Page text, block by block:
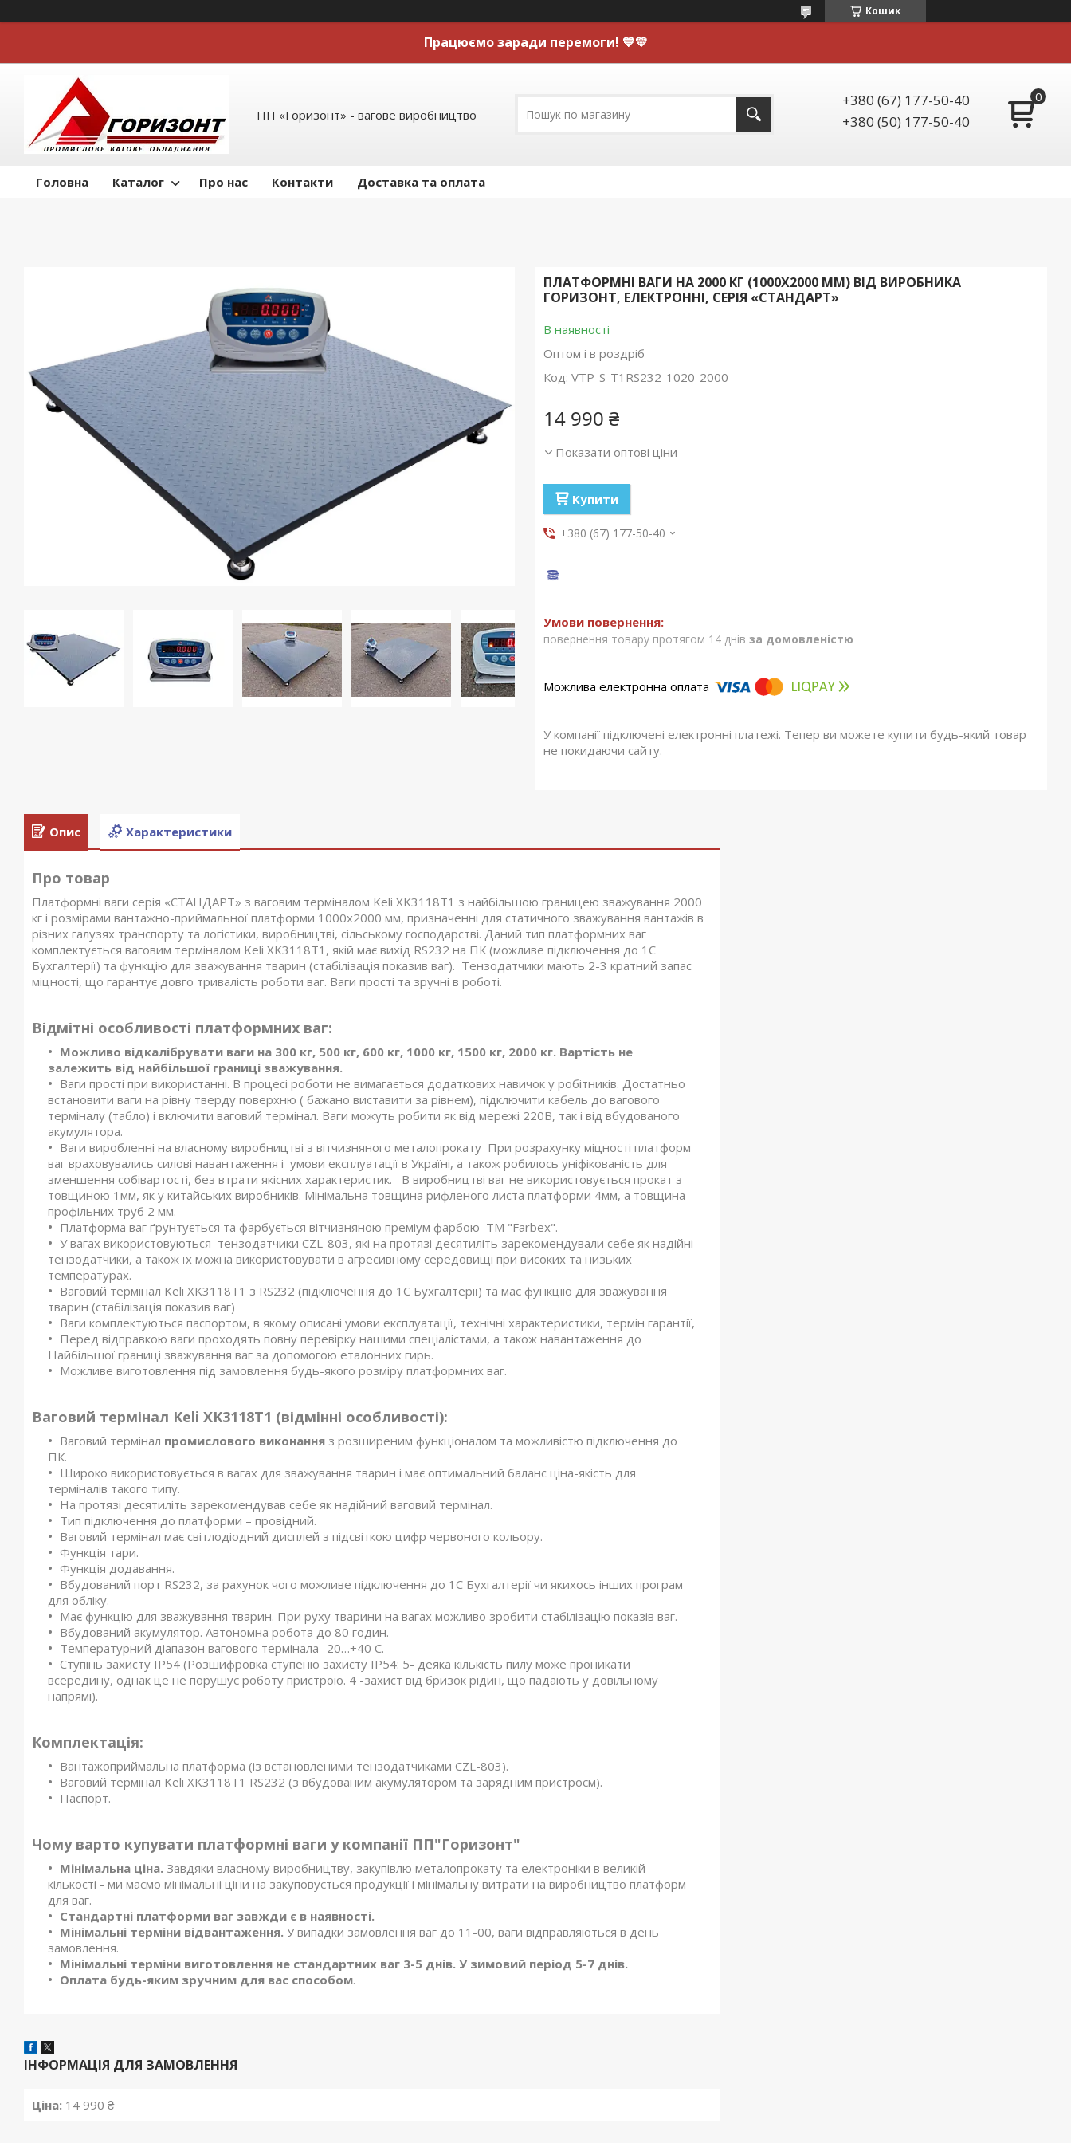
Кошик
Працюємо заради перемоги! 💙💛
ПП «Горизонт» - вагове виробництво
+380 (67) 177-50-40
+380 (50) 177-50-40
Головна Каталог Про нас Контакти Доставка та оплата
ПЛАТФОРМНІ ВАГИ НА 2000 КГ (1000Х2000 ММ) ВІД ВИРОБНИКА
ГОРИЗОНТ, ЕЛЕКТРОННІ, СЕРІЯ «СТАНДАРТ»
В наявності
Оптом і в роздріб
Код: VTP-S-Т1RS232-1020-2000
14 990 ₴
Показати оптові ціни
Купити
+380 (67) 177-50-40
повернення товару протягом 14 днів за домовленістю
У компанії підключені електронні платежі. Тепер ви можете купити будь-який товар
не покидаючи сайту.
Опис Характеристики
Про товар
Платформні ваги серія «СТАНДАРТ» з ваговим терміналом Keli XK3118T1 з найбільшою границею зважування 2000
кг і розмірами вантажно-приймальної платформи 1000х2000 мм, призначенні для статичного зважування вантажів в
різних галузях транспорту та логістики, виробництві, сільському господарстві. Даний тип платформних ваг
комплектується ваговим терміналом Keli XK3118T1, якій має вихід RS232 на ПК (можливе підключення до 1С
Бухгалтерії) та функцію для зважування тварин (стабілізація показив ваг). Тензодатчики мають 2-3 кратний запас
міцності, що гарантує довго тривалість роботи ваг. Ваги прості та зручні в роботі.
Відмітні особливості платформних ваг:
Можливо відкалібрувати ваги на 300 кг, 500 кг, 600 кг, 1000 кг, 1500 кг, 2000 кг. Вартість не
залежить від найбільшої границі зважування.
Ваги прості при використанні. В процесі роботи не вимагається додаткових навичок у робітників. Достатньо
встановити ваги на рівну тверду поверхню ( бажано виставити за рівнем), підключити кабель до вагового
терміналу (табло) і включити ваговий термінал. Ваги можуть робити як від мережі 220В, так і від вбудованого
акумулятора.
Ваги виробленні на власному виробництві з вітчизняного металопрокату При розрахунку міцності платформ
ваг враховувались силові навантаження і умови експлуатації в Україні, а також робилось уніфікованість для
зменшення собівартості, без втрати якісних характеристик. В виробництві ваг не використовується прокат з
товщиною 1мм, як у китайських виробників. Мінімальна товщина рифленого листа платформи 4мм, а товщина
профільних труб 2 мм.
Платформа ваг ґрунтується та фарбується вітчизняною преміум фарбою ТМ "Farbex".
У вагах використовуються тензодатчики CZL-803, які на протязі десятиліть зарекомендували себе як надійні
тензодатчики, а також їх можна використовувати в агресивному середовищі при високих та низьких
температурах.
Ваговий термінал Keli XK3118T1 з RS232 (підключення до 1С Бухгалтерії) та має функцію для зважування
тварин (стабілізація показив ваг)
Ваги комплектуються паспортом, в якому описані умови експлуатації, технічні характеристики, термін гарантії,
Перед відправкою ваги проходять повну перевірку нашими спеціалістами, а також навантаження до
Найбільшої границі зважування ваг за допомогою еталонних гирь.
Можливе виготовлення під замовлення будь-якого розміру платформних ваг.
Ваговий термінал Keli XK3118T1 (відмінні особливості):
Ваговий термінал промислового виконання з розширеним функціоналом та можливістю підключення до
ПК.
Широко використовується в вагах для зважування тварин і має оптимальний баланс ціна-якість для
терміналів такого типу.
На протязі десятиліть зарекомендував себе як надійний ваговий термінал.
Тип підключення до платформи – провідний.
Ваговий термінал має світлодіодний дисплей з підсвіткою цифр червоного кольору.
Функція тари.
Функція додавання.
Вбудований порт RS232, за рахунок чого можливе підключення до 1С Бухгалтерії чи якихось інших програм
для обліку.
Має функцію для зважування тварин. При руху тварини на вагах можливо зробити стабілізацію показів ваг.
Вбудований акумулятор. Автономна робота до 80 годин.
Температурний діапазон вагового термінала -20…+40 С.
Ступінь захисту IP54 (Розшифровка ступеню захисту IP54: 5- деяка кількість пилу може проникати
всередину, однак це не порушує роботу пристрою. 4 -захист від бризок рідин, що падають у довільному
напрямі).
Комплектація:
Вантажоприймальна платформа (із встановленими тензодатчиками CZL-803).
Ваговий термінал Keli XK3118Т1 RS232 (з вбудованим акумулятором та зарядним пристроєм).
Паспорт.
Чому варто купувати платформні ваги у компанії ПП"Горизонт"
Мінімальна ціна. Завдяки власному виробництву, закупівлю металопрокату та електроніки в великій
кількості - ми маємо мінімальні ціни на закуповується продукції і мінімальну витрати на виробництво платформ
для ваг.
Стандартні платформи ваг завжди є в наявності.
Мінімальні терміни відвантаження. У випадки замовлення ваг до 11-00, ваги відправляються в день
замовлення.
Мінімальні терміни виготовлення не стандартних ваг 3-5 днів. У зимовий період 5-7 днів.
Оплата будь-яким зручним для вас способом.
ІНФОРМАЦІЯ ДЛЯ ЗАМОВЛЕННЯ
Ціна: 14 990 ₴